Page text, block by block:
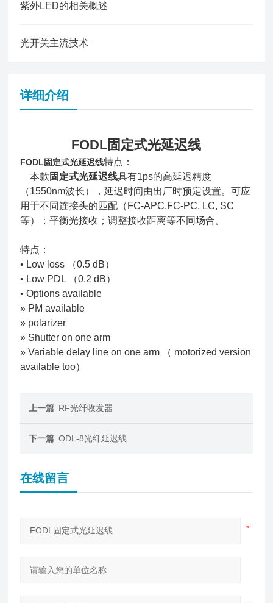
紫外LED的相关概述
光开关主流技术
详细介绍
FODL固定式光延迟线
FODL固定式光延迟线特点：
本款 固定式光延迟线具有1ps的高延迟精度
（1550nm波长），延迟时间由出厂时预定设置。可应
用于不同连接头的匹配（FC-APC,FC-PC, LC, SC
等）；平衡光接收；调整接收距离等不同场合。
特点：
• Low loss （0.5 dB）
• Low PDL （0.2 dB）
• Options available
» PM available
» polarizer
» Shutter on one arm
» Variable delay line on one arm （ motorized version
available too）
上一篇 RF光纤收发器
下一篇 ODL-8光纤延迟线
在线留言